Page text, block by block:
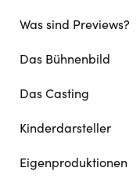
Was sind Previews?
Das Bühnenbild
Das Casting
Kinderdarsteller
Eigenproduktionen